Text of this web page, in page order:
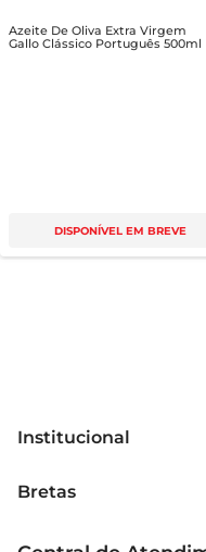
Azeite De Oliva Extra Virgem
Gallo Clássico Português 500ml
DISPONÍVEL EM BREVE
Institucional
Grupo Cencosud
Bretas